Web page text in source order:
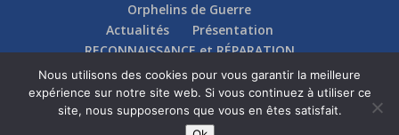
Orphelins de Guerre
Actualités
Présentation
RECONNAISSANCE et RÉPARATION
Nos soutiens
Fédérations
Actions
Communication
Contact
Nous utilisons des cookies pour vous garantir la meilleure
expérience sur notre site web. Si vous continuez à utiliser ce
site, nous supposerons que vous en êtes satisfait.